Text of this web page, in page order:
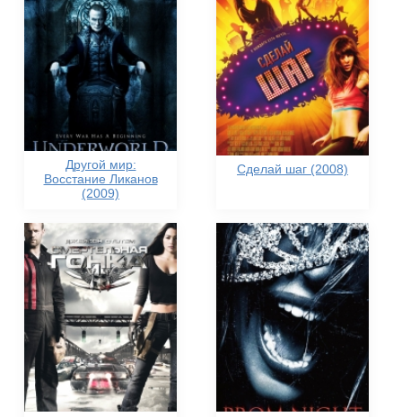
Другой мир:
Восстание Ликанов
(2009)
Сделай шаг (2008)